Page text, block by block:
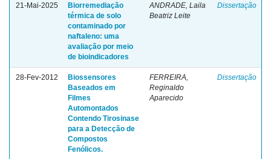
21-Mai-2025
Biorremediação
térmica de solo
contaminado por
naftaleno: uma
avaliação por meio
de bioindicadores
ANDRADE, Laila
Beatriz Leite
Dissertação
28-Fev-2012
Biossensores
Baseados em
Filmes
Automontados
Contendo Tirosinase
para a Detecção de
Compostos
Fenólicos.
FERREIRA,
Reginaldo
Aparecido
Dissertação